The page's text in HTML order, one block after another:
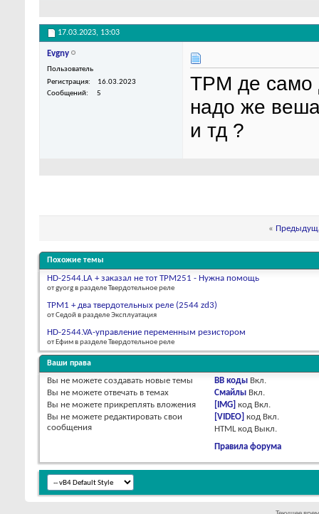
17.03.2023, 13:03
Evgny
Пользователь
Регистрация
16.03.2023
Сообщений
5
ТРМ де само
надо же
и тд ?
«
Похожие темы
HD-2544.LA + заказал не тот ТРМ251 - Нужна помощь
от gyorg в разделе Твердотельное реле
ТРМ1 + два твердотельных реле (2544 zd3)
от Cедой в разделе Эксплуатация
HD-2544.VA-управление переменным резистором
от Ефим в разделе Твердотельное реле
Ваши права
Вы не можете создавать новые темы
Вы не можете отвечать в темах
Вы не можете прикреплять вложения
Вы не можете редактировать свои
сообщения
BB коды Вкл.
Смайлы Вкл.
[IMG] код Вкл.
[VIDEO] код Вкл.
HTML код Выкл.
Правила форума